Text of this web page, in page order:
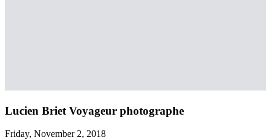
Lucien Briet Voyageur photographe
Friday, November 2, 2018